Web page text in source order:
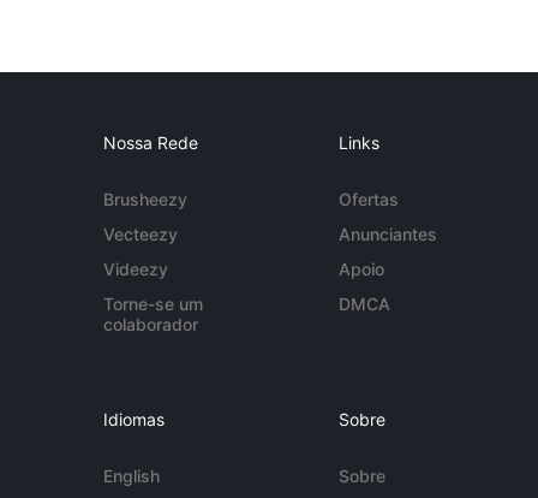
Nossa Rede
Brusheezy
Vecteezy
Videezy
Torne-se um
colaborador
Links
Ofertas
Anunciantes
Apoio
DMCA
Idiomas
English
Sobre
Sobre